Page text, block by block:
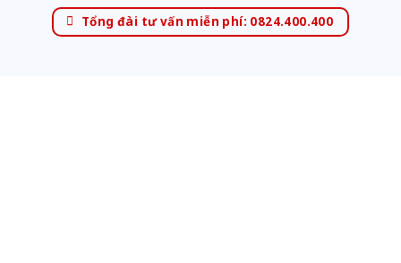
Tổng đài tư vấn miễn phí: 0824.400.400